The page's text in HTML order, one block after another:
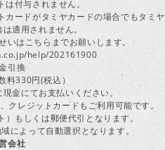
付与されません。
ードがタミヤカードの場合でもタミヤ
適用されません。
はこちらまでお願いします。
help/202161900
引換
料330円(税込）
金にてお支払いください。
レジットカードもご利用可能です。
もしくは郵便代引となります。
によって自動選択となります。
会社